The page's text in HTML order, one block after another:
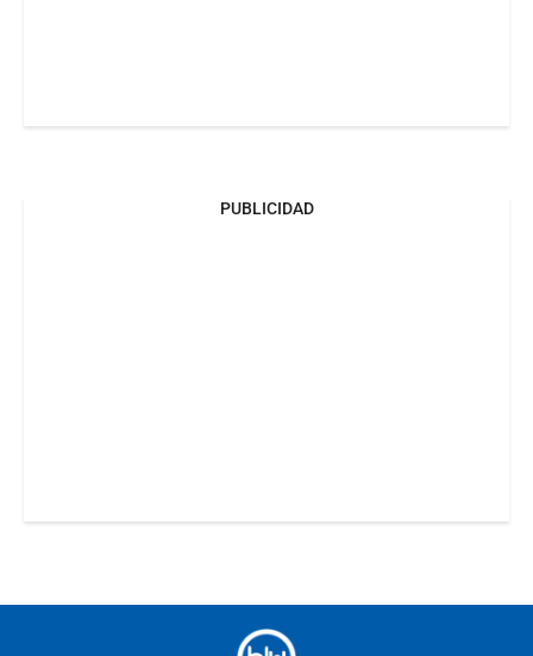
PUBLICIDAD